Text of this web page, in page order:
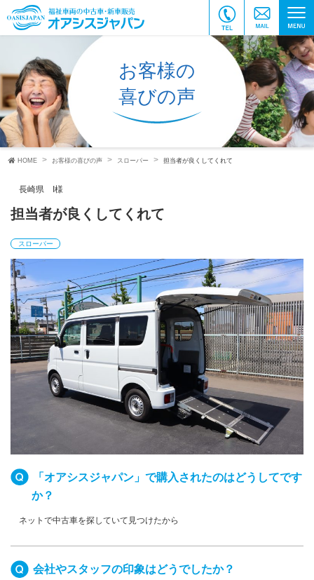
お客様の
喜びの声
HOME お客様の喜びの声 スローパー 担当者が良くしてくれて
長崎県 I様
担当者が良くしてくれて
スローパー
「オアシスジャパン」で購入されたのはどうしてです
か？
ネットで中古車を探していて見つけたから
会社やスタッフの印象はどうでしたか？